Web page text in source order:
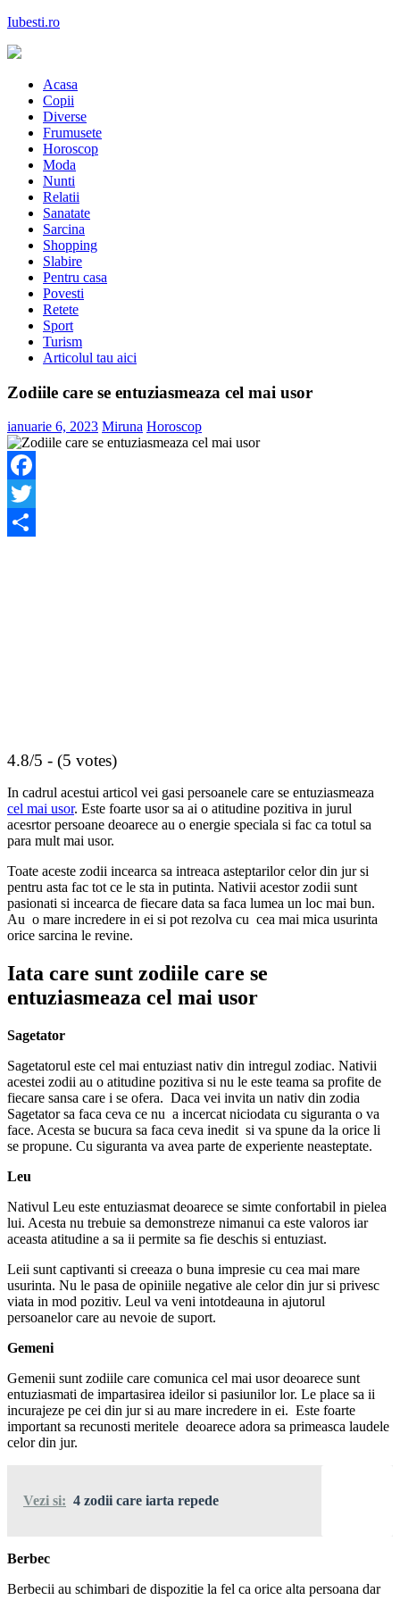
Skip
content
Iubesti.ro
astazi
Acasa
Copii
Diverse
Frumusete
Horoscop
Moda
Nunti
Relatii
Sanatate
Sarcina
Shopping
Slabire
Pentru casa
Povesti
Retete
Sport
Turism
Articolul tau aici
Zodiile care se entuziasmeaza cel mai usor
ianuarie 6, 2023 Miruna Horoscop
Facebook
Twitter
4.8/5 - (5 votes)
In cadrul acestui articol vei gasi persoanele care se entuziasmeaza
cel mai usor. Este foarte usor sa ai o atitudine pozitiva in jurul
acesrtor persoane deoarece au o energie speciala si fac ca totul sa
para mult mai usor.
Toate aceste zodii incearca sa intreaca asteptarilor celor din jur si
pentru asta fac tot ce le sta in putinta. Nativii acestor zodii sunt
pasionati si incearca de fiecare data sa faca lumea un loc mai bun.
Au o mare incredere in ei si pot rezolva cu cea mai mica usurinta
orice sarcina le revine.
Iata care sunt zodiile care se
entuziasmeaza cel mai usor
Sagetator
Sagetatorul este cel mai entuziast nativ din intregul zodiac. Nativii
acestei zodii au o atitudine pozitiva si nu le este teama sa profite de
fiecare sansa care i se ofera. Daca vei invita un nativ din zodia
Sagetator sa faca ceva ce nu a incercat niciodata cu siguranta o va
face. Acesta se bucura sa faca ceva inedit si va spune da la orice li
se propune. Cu siguranta va avea parte de experiente neasteptate.
Leu
Nativul Leu este entuziasmat deoarece se simte confortabil in pielea
lui. Acesta nu trebuie sa demonstreze nimanui ca este valoros iar
aceasta atitudine a sa ii permite sa fie deschis si entuziast.
Leii sunt captivanti si creeaza o buna impresie cu cea mai mare
usurinta. Nu le pasa de opiniile negative ale celor din jur si privesc
viata in mod pozitiv. Leul va veni intotdeauna in ajutorul
persoanelor care au nevoie de suport.
Gemeni
Gemenii sunt zodiile care comunica cel mai usor deoarece sunt
entuziasmati de impartasirea ideilor si pasiunilor lor. Le place sa ii
incurajeze pe cei din jur si au mare incredere in ei. Este foarte
important sa recunosti meritele deoarece adora sa primeasca laudele
celor din jur.
Vezi si: 4 zodii care iarta repede
Berbec
Berbecii au schimbari de dispozitie la fel ca orice alta persoana dar